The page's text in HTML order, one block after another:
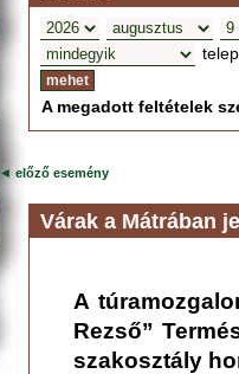
A megadott feltételek
◄ előző esemény
Várak a Mátrában
A
Rezső”
szakosztály